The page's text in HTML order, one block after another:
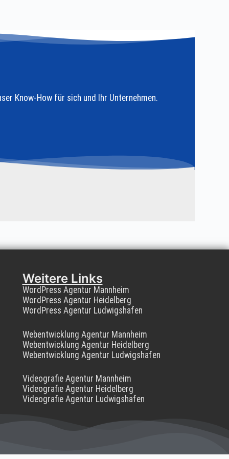
Know-How für sich und Ihr Unternehmen.
Weitere Links
WordPress Agentur Mannheim
WordPress Agentur Heidelberg
WordPress Agentur Ludwigshafen
Webentwicklung Agentur Mannheim
Webentwicklung Agentur Heidelberg
Webentwicklung Agentur Ludwigshafen
Videografie Agentur Mannheim
Videografie Agentur Heidelberg
Videografie Agentur Ludwigshafen